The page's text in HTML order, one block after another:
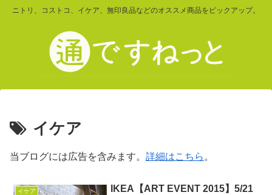
ニトリ、コストコ、イケア、無印良品などのオススメ商品をピックアップ。
イケア
当ブログには広告を含みます。 詳細はこちら 。
イケア
IKEA【ART EVENT 2015】5/21